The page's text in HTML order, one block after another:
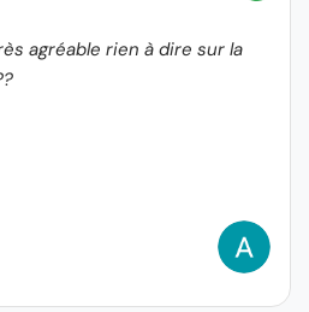
agréable rien à dire sur la